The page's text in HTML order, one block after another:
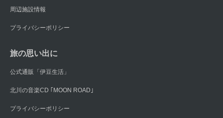
周辺施設情報
プライバシーポリシー
旅の思い出に
公式通販「伊豆生活」
北川の音楽CD ｢MOON ROAD｣
プライバシーポリシー